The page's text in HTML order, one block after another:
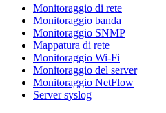
Monitoraggio di rete
Monitoraggio banda
Monitoraggio SNMP
Mappatura di rete
Monitoraggio Wi-Fi
Monitoraggio del server
Monitoraggio NetFlow
Server syslog